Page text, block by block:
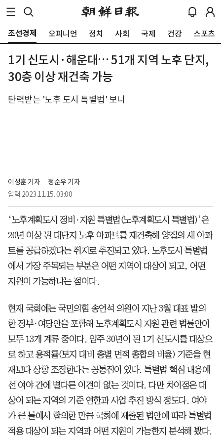
조선경제 오피니언 정치 사회 국제 건강 스포츠
1기 신도시·해운대… 51개 지역 노후 단지,
30층 이상 재건축 가능
탄력받는 '노후 도시 특별법' 보니
이성훈 기자
정순우 기자
입력 2023.11.15. 03:00
‘노후계획도시 정비·지원 특별법(노후계획도시 특별법)’은
20년 이상 된 대단지 노후 아파트를 재건축해 양질의 새 아파
트를 공급하겠다는 취지로 추진되고 있다. 노후도시 특별법
에서 가장 주목되는 부분은 어떤 지역이 대상이 되고, 어떤
지원이 가능하냐는 점이다.
현재 국회에는 국민의힘 송언석 의원이 지난 3월 대표 발의
한 정부·여당안을 포함해 노후계획도시 지원 관련 법률안이
모두 13개 계류 중이다. 입주 30년이 된 1기 신도시를 대상으
로 하고 용적률(토지 대비 층별 면적 총합의 비율) 기준을 현
재보다 상향 조정한다는 공통점이 있다. 특별법 핵심 내용에
선 여야 간에 별다른 이견이 없는 것이다. 다만 차이점은 대
상이 되는 지역의 기준 연한과 사업 추진 방식 정도다. 여야
가 큰 틀에서 합의한 만큼 국회에 제출된 법안에 따라 특별법
적용 대상이 되는 지역과 어떤 지원이 가능한지 분석해 봤다.